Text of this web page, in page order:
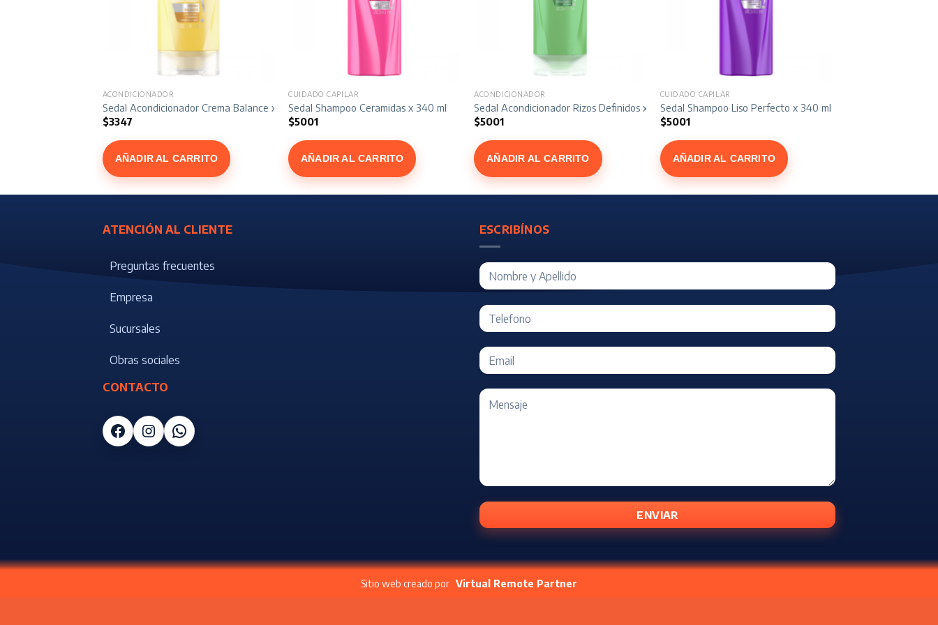
ACONDICIONADOR
Sedal Acondicionador Crema Balance x 190 ml
$3347
AÑADIR AL CARRITO
CUIDADO CAPILAR
Sedal Shampoo Ceramidas x 340 ml
$5001
AÑADIR AL CARRITO
ACONDICIONADOR
Sedal Acondicionador Rizos Definidos x 340 ml
$5001
AÑADIR AL CARRITO
CUIDADO CAPILAR
Sedal Shampoo Liso Perfecto x 340 ml
$5001
AÑADIR AL CARRITO
Liso Perfecto x 340 ml
ATENCIÓN AL CLIENTE
Preguntas frecuentes
Empresa
Sucursales
Obras sociales
CONTACTO
Facebook
Instagram
WhatsApp
ESCRIBÍNOS
Sitio web creado por Virtual Remote Partner